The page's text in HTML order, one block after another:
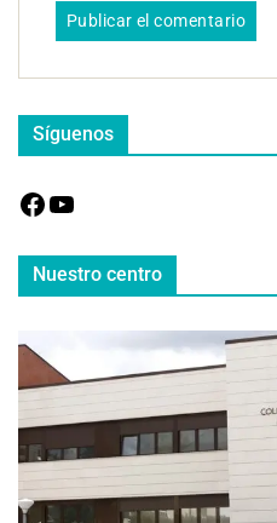
Síguenos
Nuestro centro